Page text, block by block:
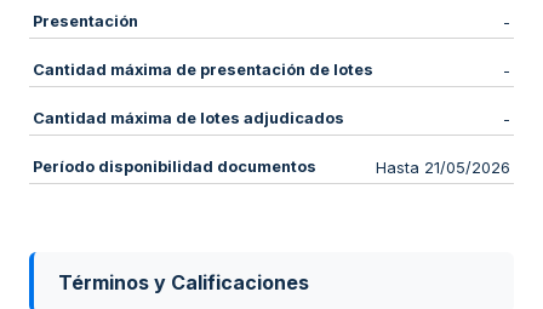
Presentación -
Cantidad máxima de presentación de lotes -
Cantidad máxima de lotes adjudicados -
Período disponibilidad documentos Hasta 21/05/2026
Términos y Calificaciones